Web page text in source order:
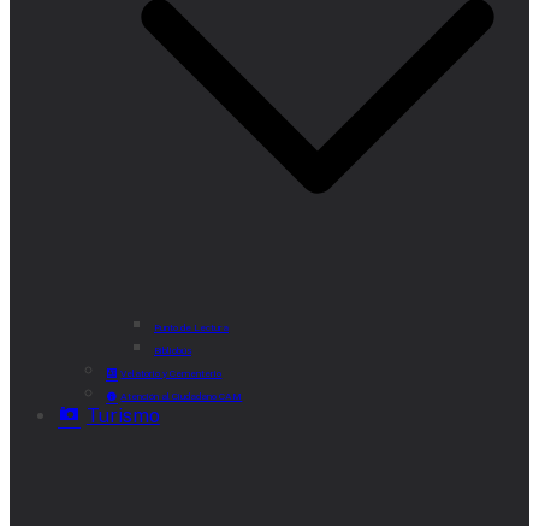
Punto de Lectura
Bibliobús
Velatorio y Cementerio
Atención al Ciudadano CAM
Turismo